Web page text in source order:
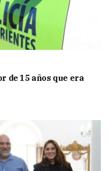
de 15 años que era